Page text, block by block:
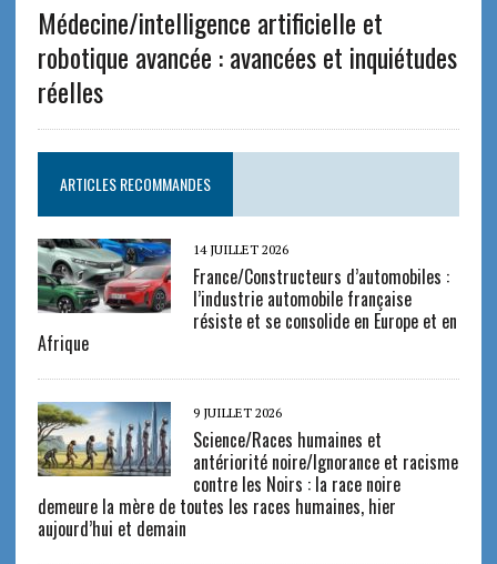
Médecine/intelligence artificielle et
robotique avancée : avancées et inquiétudes
réelles
ARTICLES RECOMMANDES
14 JUILLET 2026
France/Constructeurs d’automobiles :
l’industrie automobile française
résiste et se consolide en Europe et en
Afrique
9 JUILLET 2026
Science/Races humaines et
antériorité noire/Ignorance et racisme
contre les Noirs : la race noire
demeure la mère de toutes les races humaines, hier
aujourd’hui et demain